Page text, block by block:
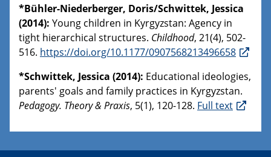
*Bühler-Niederberger, Doris/Schwittek, Jessica
(2014): Young children in Kyrgyzstan: Agency in
tight hierarchical structures. Childhood, 21(4), 502-
516. https://doi.org/10.1177/0907568213496658
*Schwittek, Jessica (2014): Educational ideologies,
parents' goals and family practices in Kyrgyzstan.
Pedagogy. Theory & Praxis, 5(1), 120-128. Full text